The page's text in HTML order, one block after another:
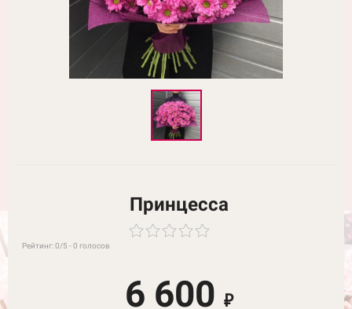
Принцесса
Рейтинг:0/5 -0 голосов
6 600₽